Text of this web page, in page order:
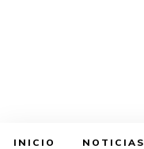
INICIO NOTICIAS